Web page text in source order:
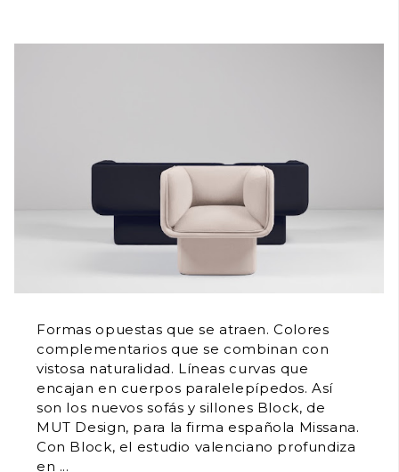
Formas opuestas que se atraen. Colores
complementarios que se combinan con
vistosa naturalidad. Líneas curvas que
encajan en cuerpos paralelepípedos. Así
son los nuevos sofás y sillones Block, de
MUT Design, para la firma española Missana.
Con Block, el estudio valenciano profundiza
en